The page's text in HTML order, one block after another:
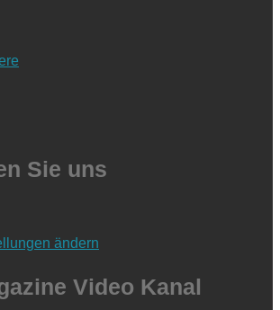
Sie uns
ändern
Video Kanal